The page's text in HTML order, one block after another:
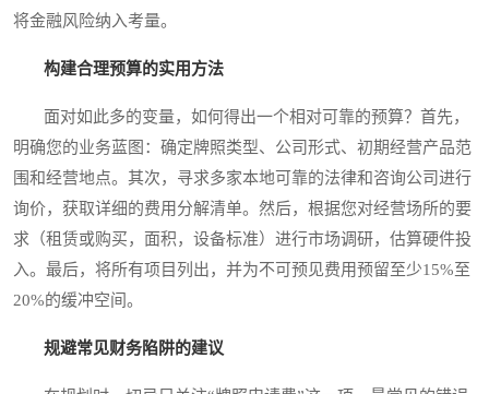
将金融风险纳入考量。
构建合理预算的实用方法
面对如此多的变量，如何得出一个相对可靠的预算？首先，
明确您的业务蓝图：确定牌照类型、公司形式、初期经营产品范
围和经营地点。其次，寻求多家本地可靠的法律和咨询公司进行
询价，获取详细的费用分解清单。然后，根据您对经营场所的要
求（租赁或购买，面积，设备标准）进行市场调研，估算硬件投
入。最后，将所有项目列出，并为不可预见费用预留至少15%至
20%的缓冲空间。
规避常见财务陷阱的建议